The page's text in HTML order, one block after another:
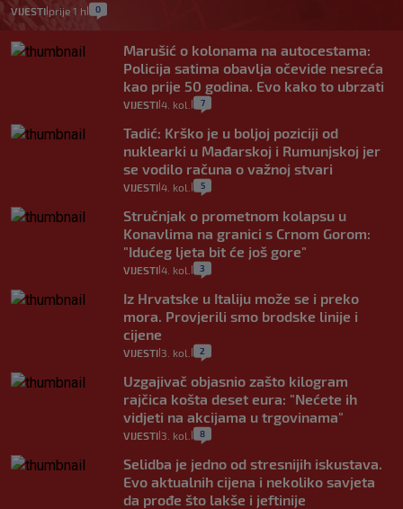
VIJESTI| prije 1 h 0
Marušić o kolonama na autocestama:
Policija satima obavlja očevide nesreća
kao prije 50 godina. Evo kako to ubrzati
VIJESTI 4. kol. 7
Tadić: Krško je u boljoj poziciji od
nuklearki u Mađarskoj i Rumunjskoj jer
se vodilo računa o važnoj stvari
VIJESTI 4. kol. 5
Stručnjak o prometnom kolapsu u
Konavlima na granici s Crnom Gorom:
"Idućeg ljeta bit će još gore"
VIJESTI 4. kol. 3
Iz Hrvatske u Italiju može se i preko
mora. Provjerili smo brodske linije i
cijene
VIJESTI 3. kol. 2
Uzgajivač objasnio zašto kilogram
rajčica košta deset eura: "Nećete ih
vidjeti na akcijama u trgovinama"
VIJESTI 3. kol. 8
Selidba je jedno od stresnijih iskustava.
Evo aktualnih cijena i nekoliko savjeta
da prođe što lakše i jeftinije